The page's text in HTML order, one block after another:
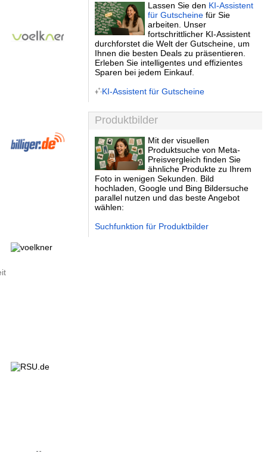
Lassen Sie den KI-Assistent
für Gutscheine für Sie
arbeiten. Unser
fortschrittlicher KI-Assistent
durchforstet die Welt der Gutscheine, um
Ihnen die besten Deals zu präsentieren.
Erleben Sie intelligentes und effizientes
Sparen bei jedem Einkauf.
KI-Assistent für Gutscheine
Produktbilder
Mit der visuellen
Produktsuche von Meta-
Preisvergleich finden Sie
ähnliche Produkte zu Ihrem
Foto in wenigen Sekunden. Bild
hochladen, Google und Bing Bildersuche
parallel nutzen und das beste Angebot
wählen:
Suchfunktion für Produktbilder